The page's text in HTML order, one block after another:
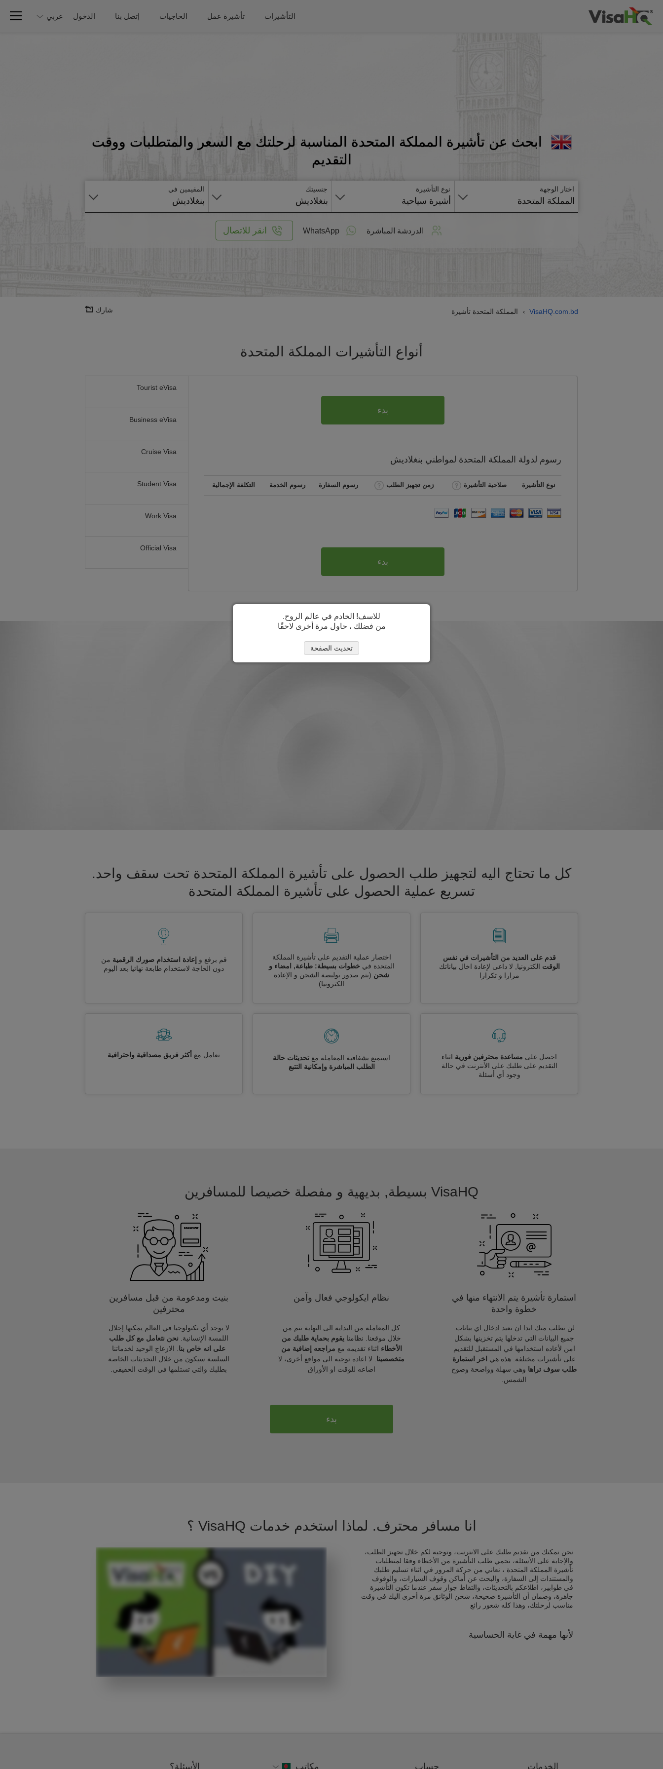
التأشيرات تأشيرة عمل الحاجيات إتصل بنا الدخول عربي
ابحث عن تأشيرة المملكة المتحدة المناسبة لرحلتك مع السعر والمتطلبات ووقت
التقديم
اختار الوجهة
المملكة المتحدة
نوع التأشيرة
أشيرة سياحية
جنسيتك
بنغلاديش
المقيمين في
بنغلاديش
الدردشة المباشرة WhatsApp انقر للاتصال
VisaHQ.com.bd
› المملكة المتحدة تأشيرة شارك
أنواع التأشيرات المملكة المتحدة
Tourist eVisa
Business eVisa
Cruise Visa
Student Visa
Work Visa
Official Visa
بدء
رسوم لدولة المملكة المتحدة لمواطني بنغلاديش
نوع التأشيرة صلاحية التأشيرة زمن تجهيز الطلب رسوم السفارة رسوم الخدمة التكلفة الإجمالية
بدء
كل ما تحتاج اليه لتجهيز طلب الحصول على تأشيرة المملكة المتحدة تحت سقف واحد.
تسريع عملية الحصول على تأشيرة المملكة المتحدة
قدم على العديد من التأشيرات في نفس
الوقت الكترونيا, لا داعى لإعادة اخال بياناتك
مرارا و تكرارا
اختصار عملية التقديم على تأشيرة المملكة
المتحدة في خطوات بسيطة: طباعة, امضاء و
شحن (يتم صدور بوليصة الشحن و الإعادة
الكترونيا)
قم برفع و إعادة استخدام صورك الرقمية من
دون الحاجة لاستخدام طابعة نهائيا بعد اليوم
احصل على مساعدة محترفين فورية اثناء
التقديم على طلبك على الأنترنت في حالة
وجود أي أسئلة
استمتع بشفافية المعاملة مع تحديثات حالة
الطلب المباشرة وإمكانية التتبع
تعامل مع أكثر فريق مصداقية واحترافية
VisaHQ بسيطة, بديهية و مفصلة خصيصا للمسافرين
استمارة تأشيرة يتم الانتهاء منها في
خطوة واحدة
لن نطلب منك ابدا ان تعيد ادخال اي بيانات.
جميع البيانات التي تدخلها يتم تخزينها بشكل
امن لأعاده استخدامها في المستقبل للتقديم
على تأشيرات مختلفة. هذه هي
اخر استمارة
طلب سوف تراها وهي سهلة وواضحة وضوح
الشمس.
نظام ايكولوجي فعال وآمن
كل المعاملة من البداية الى النهاية تتم من
خلال موقعنا. نظامنا يقوم بحماية طلبك من
الأخطاء اثناء تقديمه مع مراجعه إضافية من
متخصصينا . لا اعاده توجيه الى مواقع أخرى، لا
اضاعه للوقت او الأوراق
بنيت ومدعومة من قبل مسافرين
محترفين
لا يوجد أي تكنولوجيا في العالم يمكنها إحلال
اللمسة الإنسانية. نحن نتعامل مع كل طلب
على انه خاص بنا . الازعاج الوحيد لخدماتنا
السلسة سيكون من خلال التحديثات الخاصة
بطلبك والتي تستلمها في الوقت الحقيقي.
بدء
انا مسافر محترف. لماذا استخدم خدمات VisaHQ ؟
نحن نمكنك من تقديم طلبك على الانترنت، وتوجيه لكم خلال تجهيز الطلب،
والإجابة على الأسئلة، نحمي طلب التأشيرة من الأخطاء وفقا لمتطلبات
تأشيرة المملكة المتحدة ، نعاني من حركة المرور في اثناء تسليم طلبك
والمستندات إلى السفارة، والبحث عن أماكن وقوف السيارات، والوقوف
في طوابير، اطلاعكم بالتحديثات، والتقاط جواز سفر عندما تكون التأشيرة
جاهزة، وضمان أن التأشيرة صحيحة، شحن الوثائق مرة أخرى اليك في وقت
مناسب لرحلتك، وهذا كله شعور رائع
لأنها مهمة في غاية الحساسية
للاسف! الخادم في عالم الروح.
من فضلك ، حاول مرة أخرى لاحقًا
تحديث الصفحة
الخدمات حساب مكاتب الأسئلة؟